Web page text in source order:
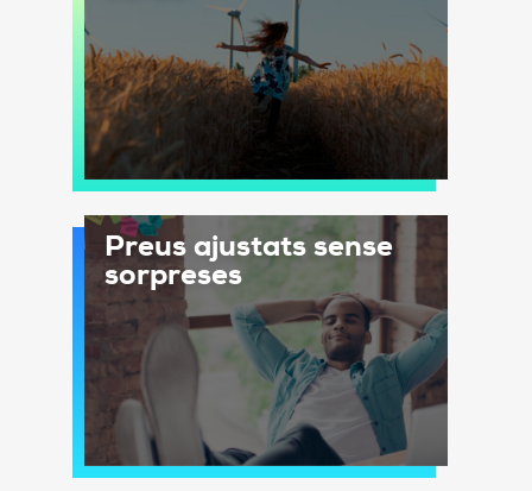
Preus ajustats sense
sorpreses